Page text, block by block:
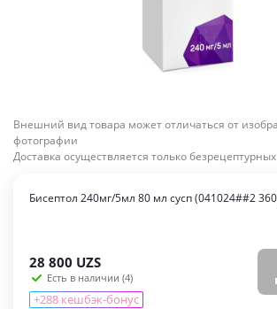
Внешний вид товара может отличаться от
фотографии
Доставка осуществляется только
Бисептол 240мг/5мл 80 мл сусп (041024##2
28 800 UZS
Есть в наличии (4)
+288 кешбэк-бонус